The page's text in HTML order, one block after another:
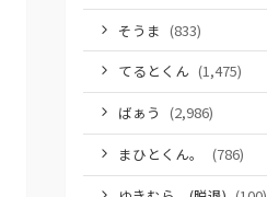
そうま (833)
てるとくん (1,475)
ばぁう (2,986)
まひとくん。
(786)